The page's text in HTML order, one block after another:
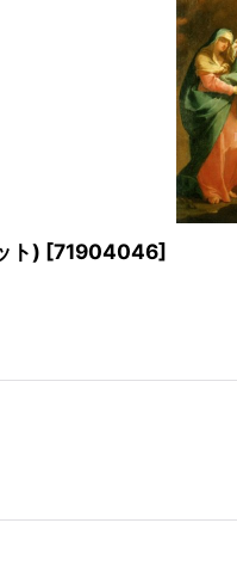
ト) [71904046]